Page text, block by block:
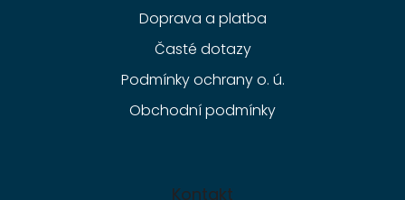
Doprava a platba
Časté dotazy
Podmínky ochrany o. ú.
Obchodní podmínky
Kontakt